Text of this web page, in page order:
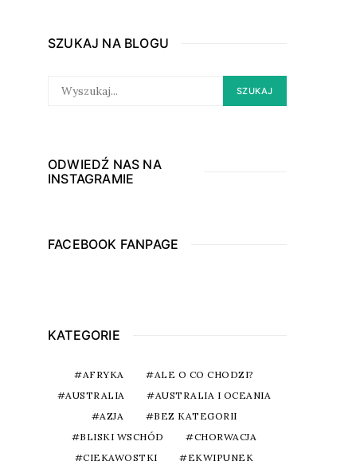
SZUKAJ NA BLOGU
FOR:
SZUKAJ
ODWIEDŹ NAS NA
INSTAGRAMIE
FACEBOOK FANPAGE
KATEGORIE
AFRYKA
ALE O CO CHODZI?
AUSTRALIA
AUSTRALIA I OCEANIA
AZJA
BEZ KATEGORII
BLISKI WSCHÓD
CHORWACJA
CIEKAWOSTKI
EKWIPUNEK